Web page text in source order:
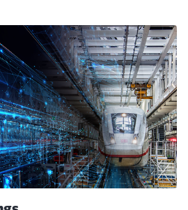
Schließen
zuweitergeleitet
Weiter